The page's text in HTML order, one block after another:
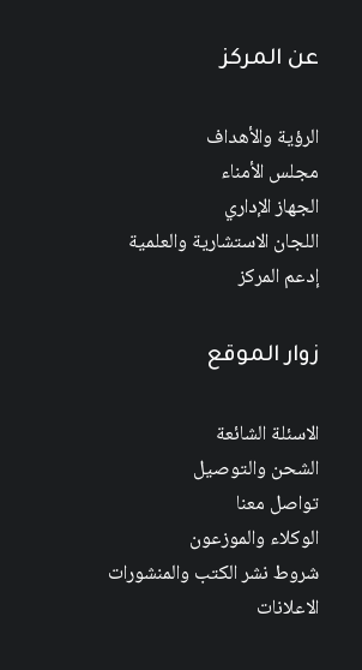
عن المركز
الرؤية والأهداف
مجلس الأمناء
الجهاز الإداري
اللجان الاستشارية والعلمية
إدعم المركز
زوار الموقع
الاسئلة الشائعة
الشحن والتوصيل
تواصل معنا
الوكلاء والموزعون
شروط نشر الكتب والمنشورات
الاعلانات